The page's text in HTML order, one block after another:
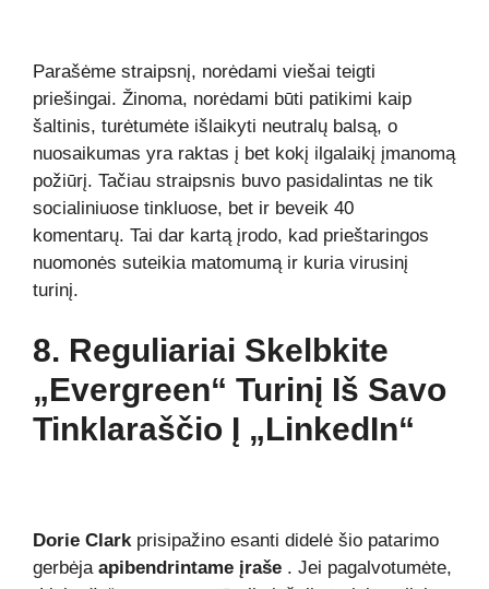
Parašėme straipsnį, norėdami viešai teigti
priešingai. Žinoma, norėdami būti patikimi kaip
šaltinis, turėtumėte išlaikyti neutralų balsą, o
nuosaikumas yra raktas į bet kokį ilgalaikį įmanomą
požiūrį. Tačiau straipsnis buvo pasidalintas ne tik
socialiniuose tinkluose, bet ir beveik 40
komentarų. Tai dar kartą įrodo, kad prieštaringos
nuomonės suteikia matomumą ir kuria virusinį
turinį.
8. Reguliariai Skelbkite
„Evergreen“ Turinį Iš Savo
Tinklaraščio Į „LinkedIn“
Dorie Clark prisipažino esanti didelė šio patarimo
gerbėja apibendrintame įraše . Jei pagalvotumėte,